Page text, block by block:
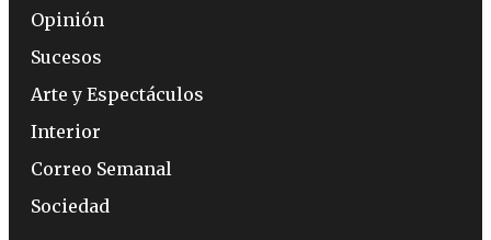
Opinión
Sucesos
Arte y Espectáculos
Interior
Correo Semanal
Sociedad